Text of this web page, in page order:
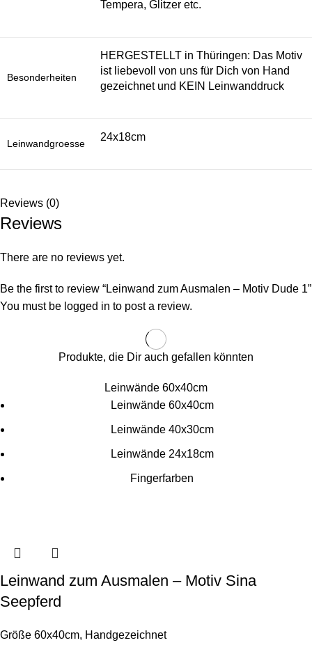
Tempera, Glitzer etc.
Besonderheiten
HERGESTELLT in Thüringen: Das Motiv
ist liebevoll von uns für Dich von Hand
gezeichnet und KEIN Leinwanddruck
Leinwandgroesse
24x18cm
Reviews (0)
Reviews
There are no reviews yet.
Be the first to review “Leinwand zum Ausmalen – Motiv Dude 1”
You must be logged in to post a review.
Produkte, die Dir auch gefallen könnten
Leinwände 60x40cm
Leinwände 60x40cm
Leinwände 40x30cm
Leinwände 24x18cm
Fingerfarben
Leinwand zum Ausmalen – Motiv Sina
Seepferd
Größe 60x40cm, Handgezeichnet